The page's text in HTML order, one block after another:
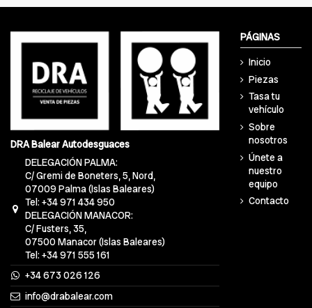
DRA Balear Autodesguaces
DELEGACIÓN PALMA:
C/ Gremi de Boneters, 5, Nord,
07009 Palma (Islas Baleares)
Tel: +34 971 434 950
DELEGACIÓN MANACOR:
C/ Fusters, 35,
07500 Manacor (Islas Baleares)
Tel: +34 971 555 161
+34 673 026 126
info@drabalear.com
PÁGINAS
Inicio
Piezas
Tasa tu
vehículo
Sobre
nosotros
Únete a
nuestro
equipo
Contacto